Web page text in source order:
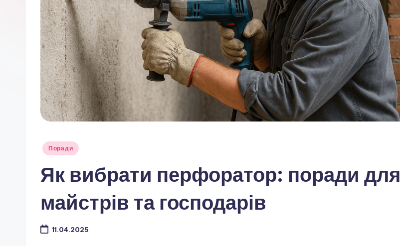
Опубліковано
Поради
Як вибрати перфоратор: поради для
майстрів та господарів
11.04.2025